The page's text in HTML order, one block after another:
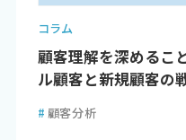
コラム
顧客理解を深めるこ
ル顧客と新規顧客の
# 顧客分析